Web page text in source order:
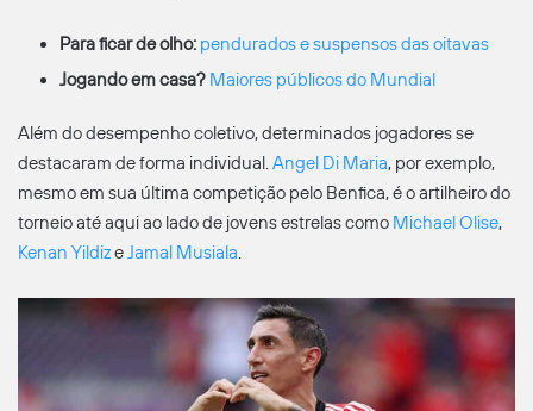
Para ficar de olho: pendurados e suspensos das oitavas
Jogando em casa? Maiores públicos do Mundial
Além do desempenho coletivo, determinados jogadores se
destacaram de forma individual.Angel Di Maria, por exemplo,
mesmo em sua última competição pelo Benfica, é o artilheiro do
torneio até aqui ao lado de jovens estrelas como Michael Olise,
Kenan YildizeJamal Musiala.